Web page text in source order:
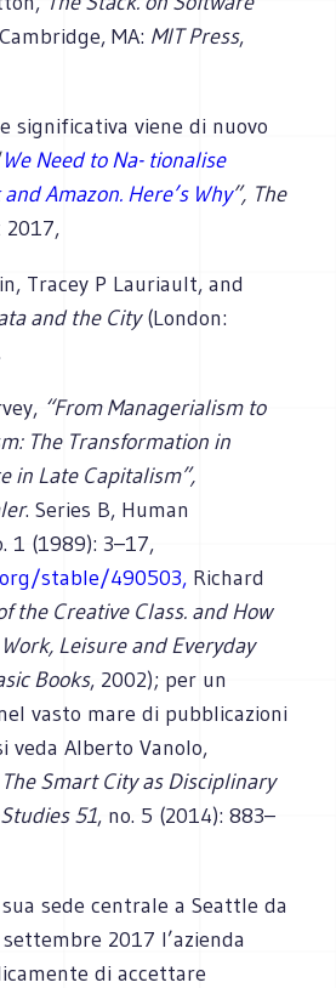
MA: MIT Press,
significativa viene di nuovo
We Need to Na- tionalise
Amazon. Here’s Why”, The
2017,
Tracey P Lauriault, and
and the City(London:
“From Managerialism to
The Transformation in
in Late Capitalism”,
. Series B, Human
1 (1989): 3–17,
stable/490503, Richard
the Creative Class. and How
Leisure and Everyday
Books, 2002); per un
vasto mare di pubblicazioni
veda Alberto Vanolo,
Smart City as Disciplinary
51, no. 5 (2014): 883–
sede centrale a Seattle da
2017 l’azienda
di accettare